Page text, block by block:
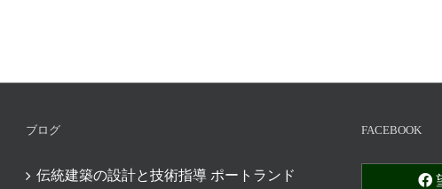
ブログ
伝統建築の設計と技術指導 ポートランド
FACEBOOK